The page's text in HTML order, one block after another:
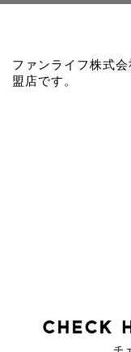
ファンライフ株式
盟店です。